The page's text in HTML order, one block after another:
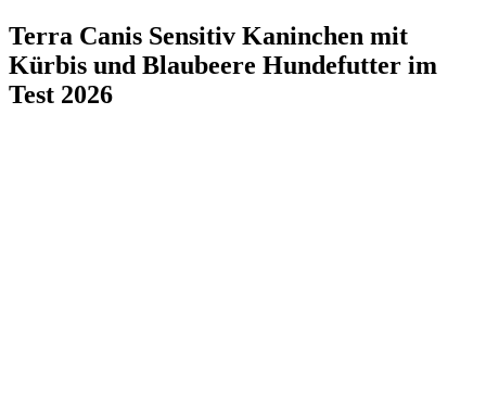
Terra Canis Sensitiv Kaninchen mit
Kürbis und Blaubeere Hundefutter im
Test 2026